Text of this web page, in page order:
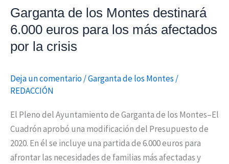
Garganta de los Montes destinará
6.000 euros para los más afectados
por la crisis
Deja un comentario/Garganta de los Montes /
REDACCIÓN
El Pleno del Ayuntamiento de Garganta de los Montes–El
Cuadrón aprobó una modificación del Presupuesto de
2020. En él se incluye una partida de 6.000 euros para
afrontar las necesidades de familias más afectadas y
los
más
afectados
por
crisis